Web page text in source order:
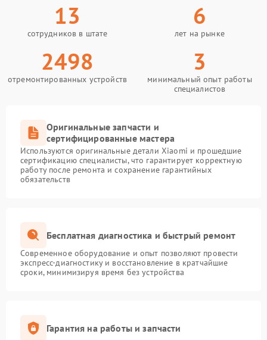
13
сотрудников в штате
6
лет на рынке
2498
отремонтированных устройств
3
минимальный опыт работы
специалистов
Оригинальные запчасти и
сертифицированные мастера
Используются оригинальные детали Xiaomi и прошедшие
сертификацию специалисты, что гарантирует корректную
работу после ремонта и сохранение гарантийных
обязательств
Бесплатная диагностика и быстрый ремонт
Современное оборудование и опыт позволяют провести
экспресс-диагностику и восстановление в кратчайшие
сроки, минимизируя время без устройства
Гарантия на работы и запчасти